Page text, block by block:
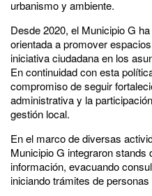
urbanismo y ambiente.
Desde 2020, el Municipio G
orientada a promover
iniciativa ciudadana en los
En continuidad con esta
compromiso de seguir
administrativa y la
gestión local.
En el marco de diversas
Municipio G integraron stands
información, evacuando
iniciando trámites de